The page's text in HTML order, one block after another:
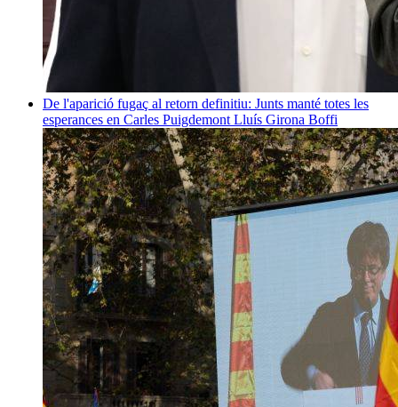
De l'aparició fugaç al retorn definitiu: Junts manté totes les
esperances en Carles Puigdemont Lluís Girona Boffi